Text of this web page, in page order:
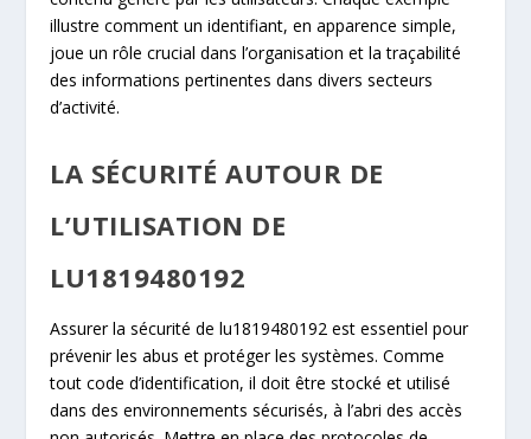
illustre comment un identifiant, en apparence simple,
joue un rôle crucial dans l’organisation et la traçabilité
des informations pertinentes dans divers secteurs
d’activité.
LA SÉCURITÉ AUTOUR DE
L’UTILISATION DE
LU1819480192
Assurer la sécurité de lu1819480192 est essentiel pour
prévenir les abus et protéger les systèmes. Comme
tout code d’identification, il doit être stocké et utilisé
dans des environnements sécurisés, à l’abri des accès